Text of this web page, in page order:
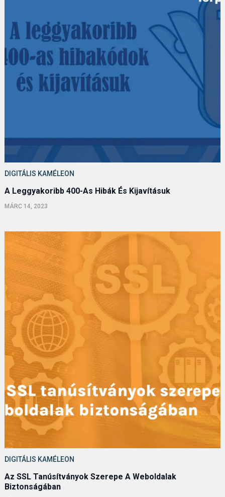
DIGITÁLIS KAMÉLEON
A Leggyakoribb 400-As Hibák És Kijavításuk
MÁRC 14, 2023
DIGITÁLIS KAMÉLEON
Az SSL Tanúsítványok Szerepe A Weboldalak
Biztonságában